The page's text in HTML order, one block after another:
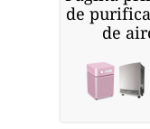
de
de